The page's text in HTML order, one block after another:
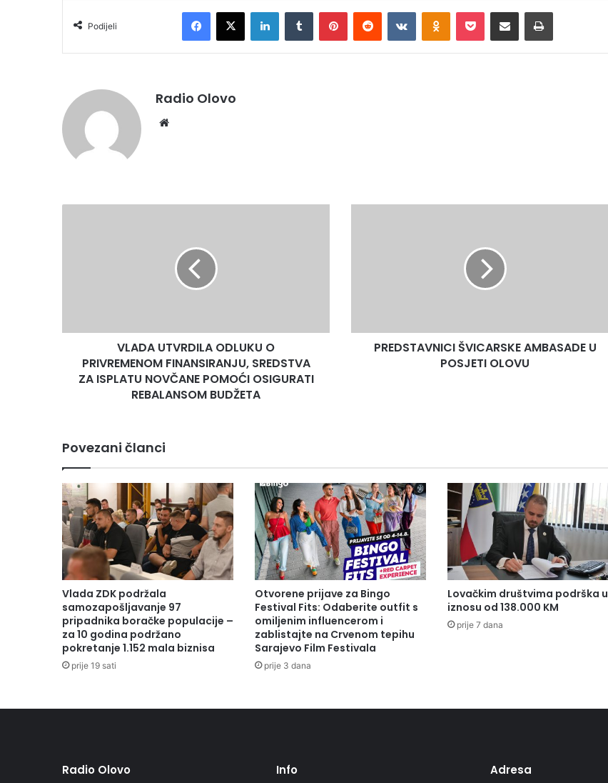
Podijeli
Facebook
X LinkedInTumblr PinterestReddit VKontakteOdnoklassniki
Pocket Podijeli putem Emaila Print
Radio Olovo
ISPLATU
POMOĆI
OSIGURATI
VLADA UTVRDILA ODLUKU O
PRIVREMENOM FINANSIRANJU, SREDSTVA
ZA ISPLATU NOVČANE POMOĆI OSIGURATI
REBALANSOM BUDŽETA
PREDSTAVNICI ŠVICARSKE AMBASADE U
POSJETI OLOVU
Povezani članci
Vlada ZDK podržala
samozapošljavanje 97
pripadnika boračke populacije –
za 10 godina podržano
pokretanje 1.152 mala biznisa
prije 19 sati
Otvorene prijave za Bingo
Festival Fits: Odaberite outfit s
omiljenim influencerom i
zablistajte na Crvenom tepihu
Sarajevo Film Festivala
prije 3 dana
Lovačkim društvima podrška u
iznosu od 138.000 KM
prije 7 dana
Radio Olovo Info Adresa